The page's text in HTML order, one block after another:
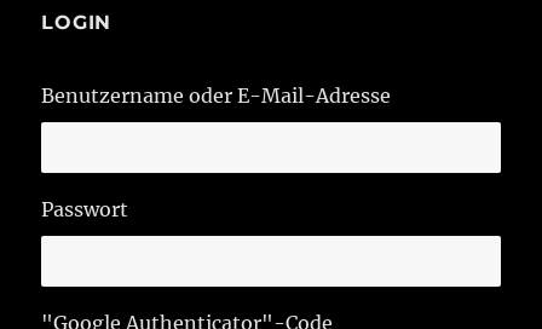
LOGIN
Benutzername oder E-Mail-Adresse
Passwort
"Google Authenticator"-Code